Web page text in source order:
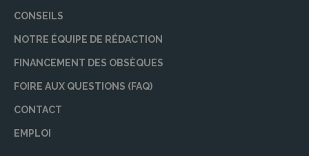
CONSEILS
NOTRE ÉQUIPE DE RÉDACTION
FINANCEMENT DES OBSÈQUES
FOIRE AUX QUESTIONS (FAQ)
CONTACT
EMPLOI